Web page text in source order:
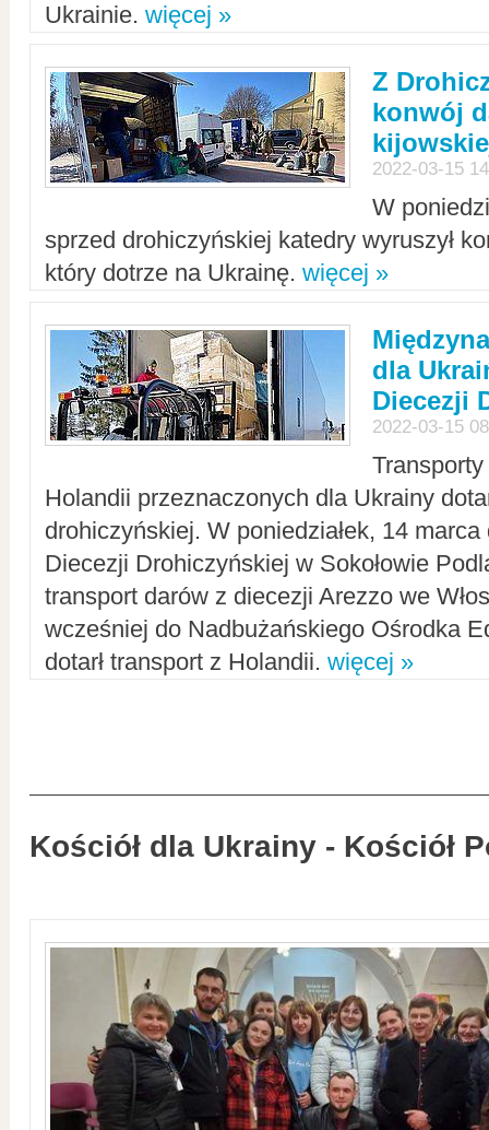
Ukrainie. więcej »
Z
konwój
2022-03-15
W
sprzed drohiczyńskiej katedry wyruszył
który dotrze na Ukrainę. więcej »
dla
Diecezji
2022-03-15
Holandii przeznaczonych dla Ukrainy
drohiczyńskiej. W poniedziałek, 14
Diecezji Drohiczyńskiej w Sokołowie
transport darów z diecezji Arezzo we
wcześniej do Nadbużańskiego Ośrodka
dotarł transport z Holandii. więcej »
Kościół dla Ukrainy - Kościół